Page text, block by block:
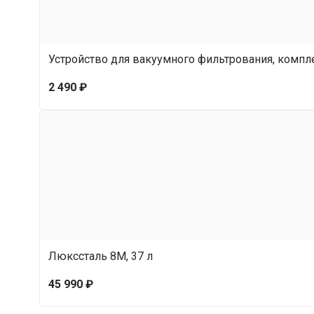
Устройство для вакуумного фильтрования,
2 490 ₽
Люкссталь 8М, 37 л
45 990 ₽